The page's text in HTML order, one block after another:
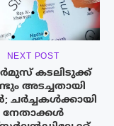
NEXT POST
കടലിടുക്ക്
അടച്ചതായി
ചർച്ചകൾക്കായി
നേതാക്കള്‍